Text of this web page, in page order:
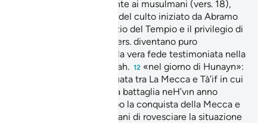
attribuita esclusivamente ai musulmani (vers. 18),
ristabilendo la purezza del culto iniziato da Abramo
(pace su di lui). Il servizio del Tempio e il privilegio di
dissetare i pellegrini (vers. diventano puro
formalismo di fronte alla vera fede testimoniata nella
lotta per la causa di Allah. 12 «nel giorno di Hunayn»:
Hunayn è una valle situata tra La Mecca e Tà’if in cui
ebbe luogo una famosa battaglia neH’vın anno
dall’Egira. Avvenne dopo la conquista della Mecca e
fu un tentativo dei pagani di rovesciare la situazione